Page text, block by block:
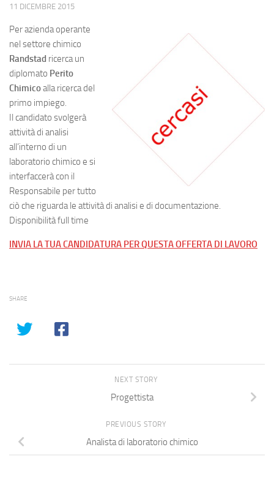
11 DICEMBRE 2015
Per azienda operante
nel settore chimico
Randstad ricerca un
diplomato Perito
Chimicoalla ricerca del
primo impiego.
Il candidato svolgerà
attività di analisi
all’interno di un
laboratorio chimico e si
interfaccerà con il
Responsabile per tutto
ciò che riguarda le attività di analisi e di documentazione.
Disponibilità full time
INVIA LA TUA CANDIDATURA PER QUESTA OFFERTA DI LAVORO
SHARE
NEXT STORY
Progettista
PREVIOUS STORY
Analista di laboratorio chimico